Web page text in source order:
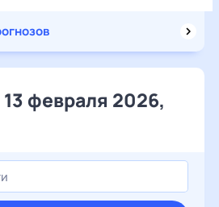
февраля 2026,